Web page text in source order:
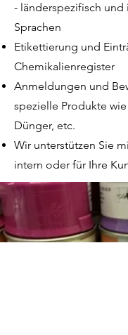
- länderspezifisch und
Sprachen
Etikettierung und
Chemikalienregister
Anmeldungen und
spezielle Produkte
Dünger, etc.
Wir unterstützen Sie
intern oder für Ihre